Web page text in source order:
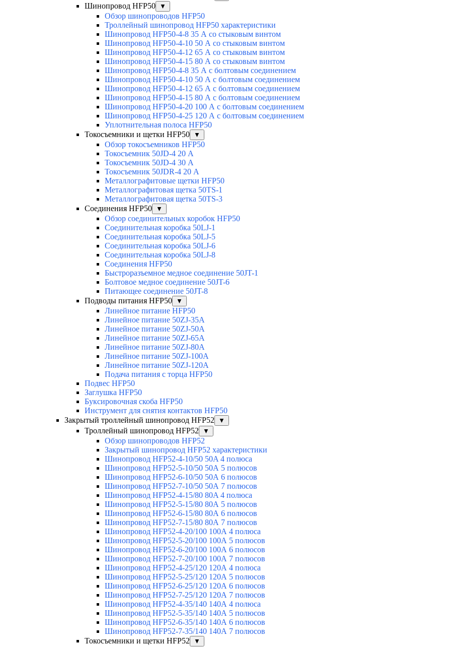
Шинопровод HFP50 ▼
Обзор шинопроводов HFP50
Троллейный шинопровод HFP50 характеристики
Шинопровод HFP50-4-8 35 А со стыковым винтом
Шинопровод HFP50-4-10 50 А со стыковым винтом
Шинопровод HFP50-4-12 65 А со стыковым винтом
Шинопровод HFP50-4-15 80 А со стыковым винтом
Шинопровод HFP50-4-8 35 А с болтовым соединением
Шинопровод HFP50-4-10 50 А с болтовым соединением
Шинопровод HFP50-4-12 65 А с болтовым соединением
Шинопровод HFP50-4-15 80 А с болтовым соединением
Шинопровод HFP50-4-20 100 А с болтовым соединением
Шинопровод HFP50-4-25 120 А с болтовым соединением
Уплотнительная полоса HFP50
Токосъемники и щетки HFP50
▼
Обзор токосъемников HFP50
Токосъемник 50JD-4 20 А
Токосъемник 50JD-4 30 А
Токосъемник 50JDR-4 20 А
Металлографитовые щетки HFP50
Металлографитовая щетка 50TS-1
Металлографитовая щетка 50TS-3
Соединения HFP50
▼
Обзор соединительных коробок HFP50
Соединительная коробка 50LJ-1
Соединительная коробка 50LJ-5
Соединительная коробка 50LJ-6
Соединительная коробка 50LJ-8
Соединения HFP50
Быстроразъемное медное соединение 50JT-1
Болтовое медное соединение 50JT-6
Питающее соединение 50JT-8
Подводы питания HFP50
▼
Линейное питание HFP50
Линейное питание 50ZJ-35A
Линейное питание 50ZJ-50A
Линейное питание 50ZJ-65A
Линейное питание 50ZJ-80A
Линейное питание 50ZJ-100A
Линейное питание 50ZJ-120A
Подача питания с торца HFP50
Подвес HFP50
Заглушка HFP50
Буксировочная скоба HFP50
Инструмент для снятия контактов HFP50
Закрытый троллейный шинопровод HFP52
▼
Троллейный шинопровод HFP52 ▼
Обзор шинопроводов HFP52
Закрытый шинопровод HFP52 характеристики
Шинопровод HFP52-4-10/50 50A 4 полюса
Шинопровод HFP52-5-10/50 50А 5 полюсов
Шинопровод HFP52-6-10/50 50А 6 полюсов
Шинопровод HFP52-7-10/50 50А 7 полюсов
Шинопровод HFP52-4-15/80 80A 4 полюса
Шинопровод HFP52-5-15/80 80А 5 полюсов
Шинопровод HFP52-6-15/80 80А 6 полюсов
Шинопровод HFP52-7-15/80 80А 7 полюсов
Шинопровод HFP52-4-20/100 100А 4 полюса
Шинопровод HFP52-5-20/100 100А 5 полюсов
Шинопровод HFP52-6-20/100 100А 6 полюсов
Шинопровод HFP52-7-20/100 100А 7 полюсов
Шинопровод HFP52-4-25/120 120А 4 полюса
Шинопровод HFP52-5-25/120 120А 5 полюсов
Шинопровод HFP52-6-25/120 120А 6 полюсов
Шинопровод HFP52-7-25/120 120А 7 полюсов
Шинопровод HFP52-4-35/140 140А 4 полюса
Шинопровод HFP52-5-35/140 140А 5 полюсов
Шинопровод HFP52-6-35/140 140А 6 полюсов
Шинопровод HFP52-7-35/140 140А 7 полюсов
Токосъемники и щетки HFP52
▼